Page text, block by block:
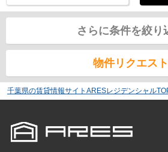
さらに条件を絞り
物件リクエスト
千葉県の賃貸情報サイトARESレジデンシャル